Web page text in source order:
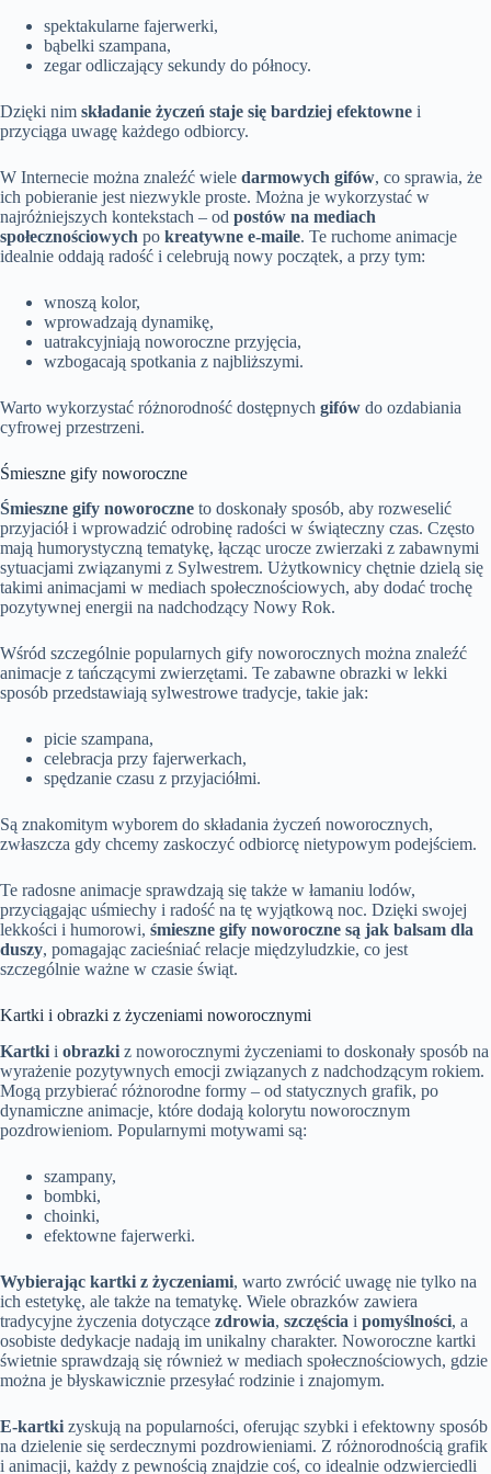
spektakularne fajerwerki,
bąbelki szampana,
zegar odliczający sekundy do północy.
Dzięki nim składanie życzeń staje się bardziej efektowne i
przyciąga uwagę każdego odbiorcy.
W Internecie można znaleźć wiele darmowych gifów, co sprawia, że
ich pobieranie jest niezwykle proste. Można je wykorzystać w
najróżniejszych kontekstach – od postów na mediach
społecznościowych po kreatywne e-maile. Te ruchome animacje
idealnie oddają radość i celebrują nowy początek, a przy tym:
wnoszą kolor,
wprowadzają dynamikę,
uatrakcyjniają noworoczne przyjęcia,
wzbogacają spotkania z najbliższymi.
Warto wykorzystać różnorodność dostępnych gifów do ozdabiania
cyfrowej przestrzeni.
Śmieszne gify noworoczne
Śmieszne gify noworoczne to doskonały sposób, aby rozweselić
przyjaciół i wprowadzić odrobinę radości w świąteczny czas. Często
mają humorystyczną tematykę, łącząc urocze zwierzaki z zabawnymi
sytuacjami związanymi z Sylwestrem. Użytkownicy chętnie dzielą się
takimi animacjami w mediach społecznościowych, aby dodać trochę
pozytywnej energii na nadchodzący Nowy Rok.
Wśród szczególnie popularnych gify noworocznych można znaleźć
animacje z tańczącymi zwierzętami. Te zabawne obrazki w lekki
sposób przedstawiają sylwestrowe tradycje, takie jak:
picie szampana,
celebracja przy fajerwerkach,
spędzanie czasu z przyjaciółmi.
Są znakomitym wyborem do składania życzeń noworocznych,
zwłaszcza gdy chcemy zaskoczyć odbiorcę nietypowym podejściem.
Te radosne animacje sprawdzają się także w łamaniu lodów,
przyciągając uśmiechy i radość na tę wyjątkową noc. Dzięki swojej
lekkości i humorowi, śmieszne gify noworoczne są jak balsam dla
duszy, pomagając zacieśniać relacje międzyludzkie, co jest
szczególnie ważne w czasie świąt.
Kartki i obrazki z życzeniami noworocznymi
Kartki i obrazki z noworocznymi życzeniami to doskonały sposób na
wyrażenie pozytywnych emocji związanych z nadchodzącym rokiem.
Mogą przybierać różnorodne formy – od statycznych grafik, po
dynamiczne animacje, które dodają kolorytu noworocznym
pozdrowieniom. Popularnymi motywami są:
szampany,
bombki,
choinki,
efektowne fajerwerki.
Wybierając kartki z życzeniami, warto zwrócić uwagę nie tylko na
ich estetykę, ale także na tematykę. Wiele obrazków zawiera
tradycyjne życzenia dotyczące zdrowia, szczęścia i pomyślności, a
osobiste dedykacje nadają im unikalny charakter. Noworoczne kartki
świetnie sprawdzają się również w mediach społecznościowych, gdzie
można je błyskawicznie przesyłać rodzinie i znajomym.
E-kartki zyskują na popularności, oferując szybki i efektowny sposób
na dzielenie się serdecznymi pozdrowieniami. Z różnorodnością grafik
i animacji, każdy z pewnością znajdzie coś, co idealnie odzwierciedli